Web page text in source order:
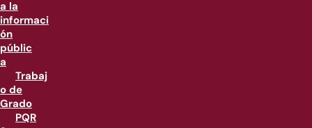
a la
informaci
ón
públic
a
Trabaj
o de
Grado
PQR